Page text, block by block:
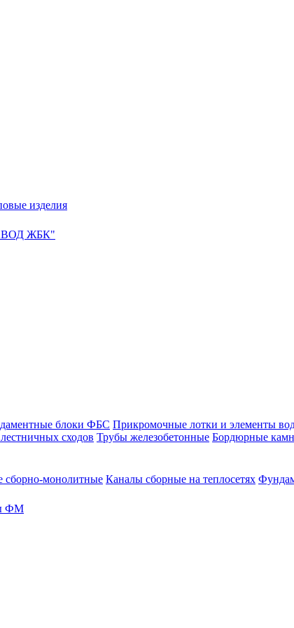
изделия
ЖБК"
блоки ФБС Прикромочные лотки и элементы
сходов Трубы железобетонные Бордюрные
сборно-монолитные Каналы сборные на теплосетях
ФМ